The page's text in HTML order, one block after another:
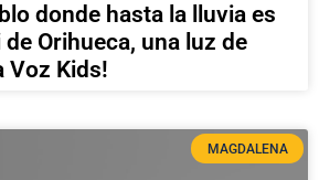
donde hasta la lluvia es
de Orihueca, una luz de
Voz Kids!
MAGDALENA